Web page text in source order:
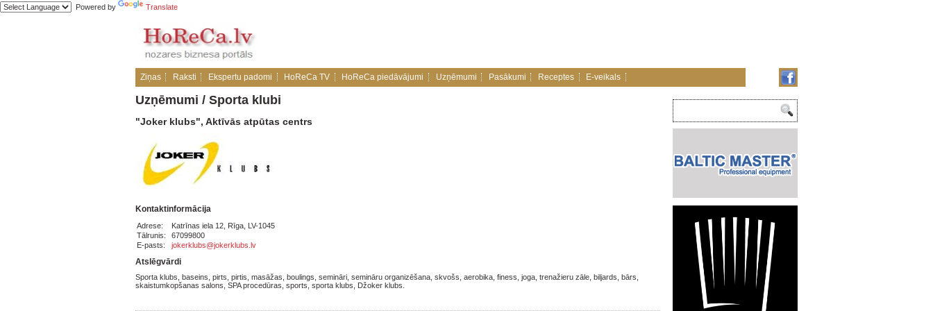
Powered by Translate
Ziņas Raksti Ekspertu padomi HoReCa TV HoReCa piedāvājumi Uzņēmumi Pasākumi Receptes E-veikals
Uzņēmumi / Sporta klubi
"Joker klubs", Aktīvās atpūtas centrs
Kontaktinformācija
Adrese:
Katrīnas iela 12, Rīga, LV-1045
Tālrunis:
67099800
E-pasts:
jokerklubs@jokerklubs.lv
Atslēgvārdi
Sporta klubs, baseins, pirts, pirtis, masāžas, boulings, semināri, semināru organizēšana, skvošs, aerobika, finess, joga, trenažieru zāle, biljards, bārs,
skaistumkopšanas salons, SPA procedūras, sports, sporta klubs, Džoker klubs.